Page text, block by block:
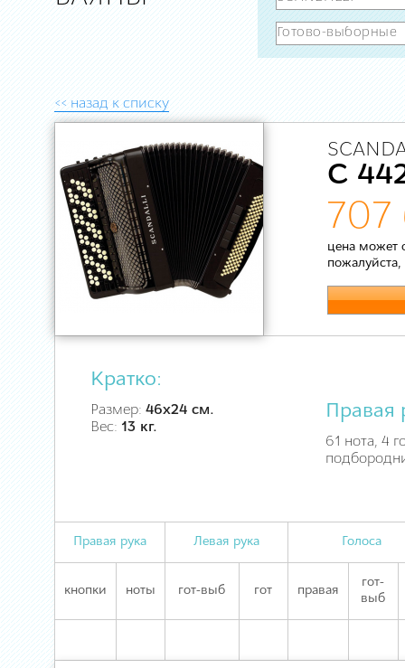
<< назад к списку
C
707
цена может
пожалуйста,
Кратко:
Размер: 46х24 см.
Вес: 13 кг.
Правая
61 нота, 4
Правая рука Левая рука Голоса
кнопки ноты гот-выб гот правая
гот-
выб